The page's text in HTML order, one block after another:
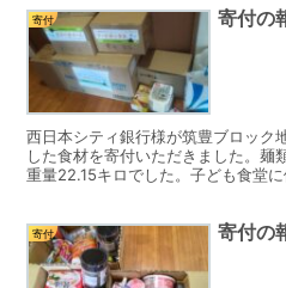
寄付 寄付の
西日本シティ銀行様が筑豊ブロック
した食材を寄付いただきました。麺
重量22.15キロでした。子ども食堂
寄付 寄付の